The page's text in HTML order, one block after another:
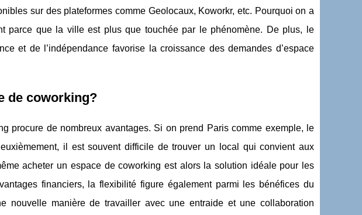
sur des plateformes comme Geolocaux, Koworkr, etc. Pourquoi on a
parce que la ville est plus que touchée par le phénomène. De plus, le
et de l’indépendance favorise la croissance des demandes d’espace
de coworking?
procure de nombreux avantages. Si on prend Paris comme exemple, le
il est souvent difficile de trouver un local qui convient aux
acheter un espace de coworking est alors la solution idéale pour les
financiers, la flexibilité figure également parmi les bénéfices du
nouvelle manière de travailler avec une entraide et une collaboration